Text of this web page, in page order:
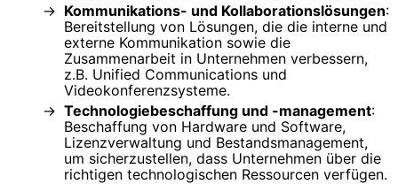
Kommunikations- und Kollaborationslösungen:
Bereitstellung von Lösungen, die die interne und
externe Kommunikation sowie die
Zusammenarbeit in Unternehmen verbessern,
z.B. Unified Communications und
Videokonferenzsysteme.
Technologiebeschaffung und -management:
Beschaffung von Hardware und Software,
Lizenzverwaltung und Bestandsmanagement,
um sicherzustellen, dass Unternehmen über die
richtigen technologischen Ressourcen verfügen.